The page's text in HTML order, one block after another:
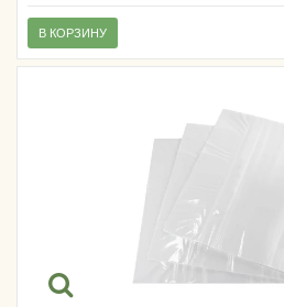
В КОРЗИНУ